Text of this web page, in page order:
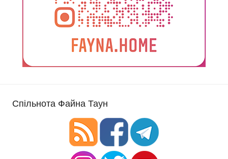
Спільнота Файна Таун